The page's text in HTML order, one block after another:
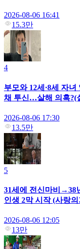
2026-08-06 16:41
15.3만
4
부모와 12세·8세 자
채 투신…살해 의혹?(
2026-08-06 17:30
13.5만
5
31세에 전신마비→38
인생 2막 시작 (사랑
2026-08-06 12:05
13만